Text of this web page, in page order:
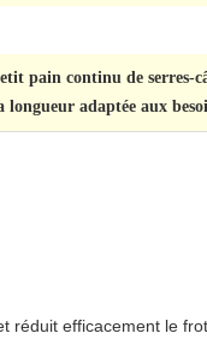
pain continu de serres-
longueur adaptée aux
réduit efficacement le